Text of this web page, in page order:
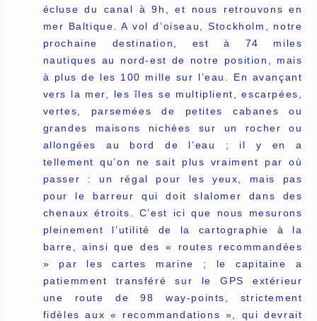
écluse du canal à 9h, et nous retrouvons en
mer Baltique. A vol d’oiseau, Stockholm, notre
prochaine destination, est à 74 miles
nautiques au nord-est de notre position, mais
à plus de les 100 mille sur l’eau. En avançant
vers la mer, les îles se multiplient, escarpées,
vertes, parsemées de petites cabanes ou
grandes maisons nichées sur un rocher ou
allongées au bord de l’eau ; il y en a
tellement qu’on ne sait plus vraiment par où
passer : un régal pour les yeux, mais pas
pour le barreur qui doit slalomer dans des
chenaux étroits. C’est ici que nous mesurons
pleinement l’utilité de la cartographie à la
barre, ainsi que des « routes recommandées
» par les cartes marine ; le capitaine a
patiemment transféré sur le GPS extérieur
une route de 98 way-points, strictement
fidèles aux « recommandations », qui devrait